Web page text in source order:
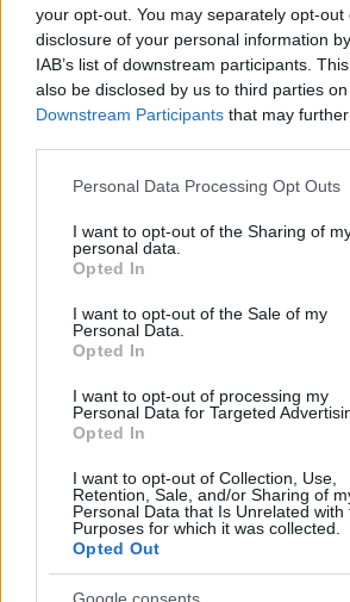
your opt-out. You may separately opt-
disclosure of your personal information
IAB’s list of downstream participants.
also be disclosed by us to third parties
Downstream Participants that may
Please note that this website/app uses
not limited to your visit or usage
grant or deny consent to Google and its
use your data for below specified
consent section.
Personal Data Processing Opt Outs
I want to opt-out of the Sharing of
personal data.
Opted In
I want to opt-out of the Sale of my
Personal Data.
Opted In
I want to opt-out of processing my
Personal Data for Targeted
Opted In
I want to opt-out of Collection, Use,
Retention, Sale, and/or Sharing of
Personal Data that Is Unrelated with
Purposes for which it was collected.
Opted Out
LIFESTYLE